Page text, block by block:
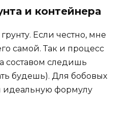
и контейнера
Если честно, мне
самой. Так и процесс
составом следишь
будешь). Для бобовых
идеальную формулу